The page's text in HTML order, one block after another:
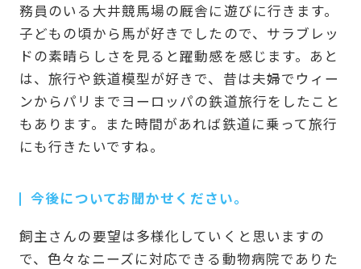
務員のいる大井競馬場の厩舎に遊びに行きます。
子どもの頃から馬が好きでしたので、サラブレッ
ドの素晴らしさを見ると躍動感を感じます。あと
は、旅行や鉄道模型が好きで、昔は夫婦でウィー
ンからパリまでヨーロッパの鉄道旅行をしたこと
もあります。また時間があれば鉄道に乗って旅行
にも行きたいですね。
今後についてお聞かせください。
飼主さんの要望は多様化していくと思いますの
で、色々なニーズに対応できる動物病院でありた